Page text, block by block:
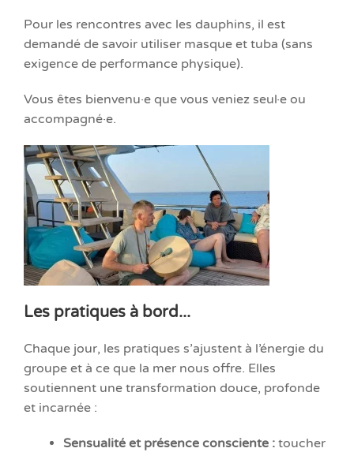
Pour les rencontres avec les dauphins, il est
demandé de savoir utiliser masque et tuba (sans
exigence de performance physique).
Vous êtes bienvenu·e que vous veniez seul·e ou
accompagné·e.
Les pratiques à bord...
Chaque jour, les pratiques s’ajustent à l’énergie du
groupe et à ce que la mer nous offre. Elles
soutiennent une transformation douce, profonde
et incarnée :
Sensualité et présence consciente : toucher